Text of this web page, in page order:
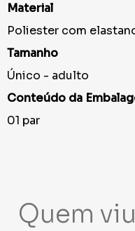
Material
Poliester com
Tamanho
Único - adulto
Conteúdo da
01 par
Quem